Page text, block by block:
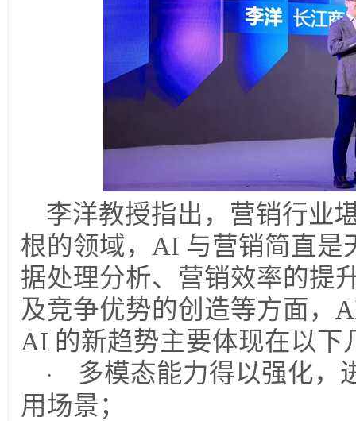
李洋教授指出，营销行业
根的领域，AI 与营销简直是
据处理分析、营销效率的提
及竞争优势的创造等方面，
AI 的新趋势主要体现在以下
·
多模态能力得以强化，
用场景；